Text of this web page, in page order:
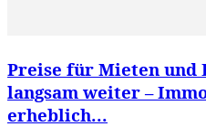
Preise für Mieten und
langsam weiter –
erheblich...